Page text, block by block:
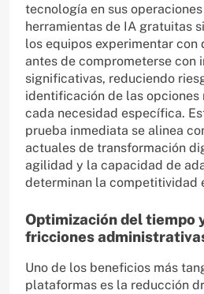
tecnología en sus
herramientas de IA gratuitas
los equipos experimentar con
antes de comprometerse con
significativas, reduciendo
identificación de las opciones
cada necesidad específica.
prueba inmediata se alinea
actuales de transformación
agilidad y la capacidad de
determinan la competitividad
Optimización del tiempo
fricciones
Uno de los beneficios más
plataformas es la reducción